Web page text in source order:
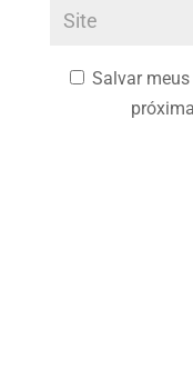
Salvar